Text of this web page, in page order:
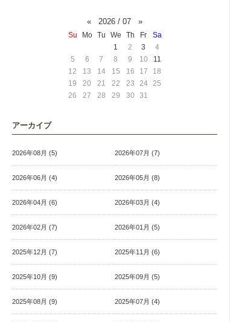
« 2026 / 07 »
Su Mo Tu We Th Fr
Sa
1
2 3
4
5
6 7 8 9 10
11
12
13 14 15 16 17
18
19
20 21 22 23 24
25
26
27 28 29 30 31
アーカイブ
2026年08月 (5) 2026年07月 (7)
2026年06月 (4) 2026年05月 (8)
2026年04月 (6) 2026年03月 (4)
2026年02月 (7) 2026年01月 (5)
2025年12月 (7) 2025年11月 (6)
2025年10月 (9) 2025年09月 (5)
2025年08月 (9) 2025年07月 (4)